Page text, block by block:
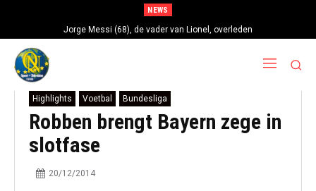
NEWS
Jorge Messi (68), de vader van Lionel, overleden
Highlights Voetbal Bundesliga
Robben brengt Bayern zege in
slotfase
20/12/2014